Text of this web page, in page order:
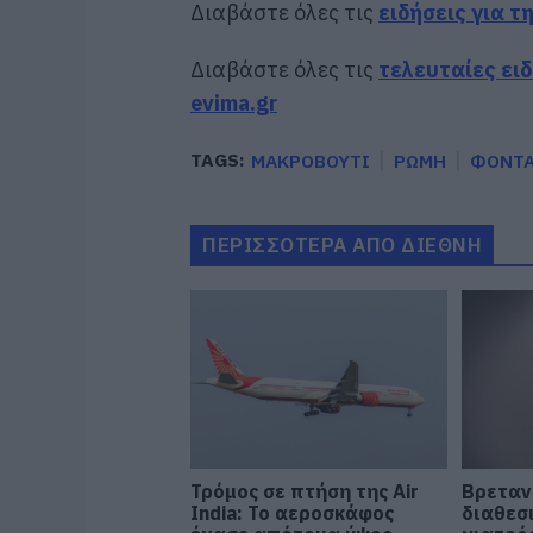
Διαβάστε όλες τις ειδήσεις για
Διαβάστε όλες τις τελευταίες
evima.gr
TAGS: ΜΑΚΡΟΒΟΥΤΙ ΡΩΜΗ
ΠΕΡΙΣΣΟΤΕΡΑ ΑΠΟ ΔΙΕΘΝΗ
Τρόμος σε πτήση της Air
India: Το αεροσκάφος